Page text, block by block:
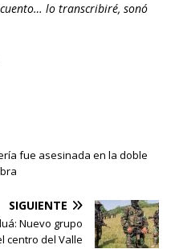
lo transcribiré, sonó
fue asesinada en la doble
SIGUIENTE
Nuevo grupo
centro del Valle